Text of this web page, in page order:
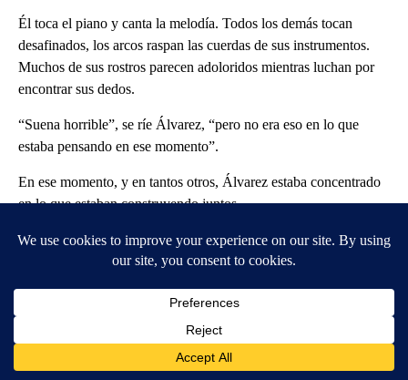
Él toca el piano y canta la melodía. Todos los demás tocan
desafinados, los arcos raspan las cuerdas de sus instrumentos.
Muchos de sus rostros parecen adoloridos mientras luchan por
encontrar sus dedos.
“Suena horrible”, se ríe Álvarez, “pero no era eso en lo que
estaba pensando en ese momento”.
En ese momento, y en tantos otros, Álvarez estaba concentrado
en lo que estaban construyendo juntos.
Como un diseñador que entra en una casa vacía e imagina cómo
se verían las habitaciones, todo lo que vio fue potencial.
Es también lo que vio ese día en el andén de la estación de tren,
cuando vean inmigrantes y refugiados en sus comunidades.
Todos nosotros, dice, tenemos mucho que darnos unos a otros.​